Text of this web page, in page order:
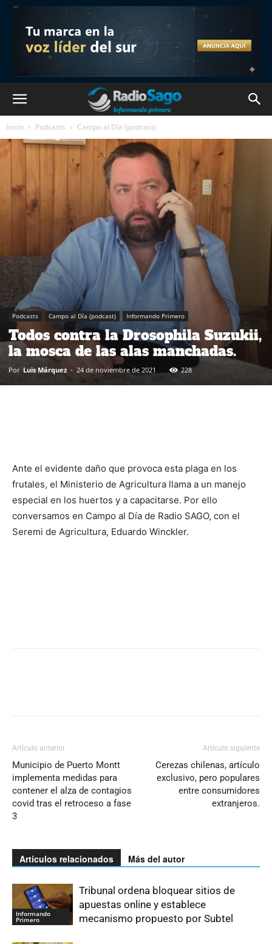
Inicio Podcasts Campo al Día (podcast)
Podcasts Campo al Día (podcast) Informando Primero
Todos contra la Drosophila Suzukii,
la mosca de las alas manchadas.
Por Luis Márquez - 24 de noviembre de 2021 228
Ante el evidente daño que provoca esta plaga en los
frutales, el Ministerio de Agricultura llama a un manejo
especial en los huertos y a capacitarse. Por ello
conversamos en Campo al Día de Radio SAGO, con el
Seremi de Agricultura, Eduardo Winckler.
Artículo anterior
Municipio de Puerto Montt
implementa medidas para
contener el alza de contagios
covid tras el retroceso a fase
3
Artículo siguiente
Cerezas chilenas, artículo
exclusivo, pero populares
entre consumidores
extranjeros.
Artículos relacionados Más del autor
Informando
Primero
Tribunal ordena bloquear sitios de
apuestas online y establece
mecanismo propuesto por Subtel